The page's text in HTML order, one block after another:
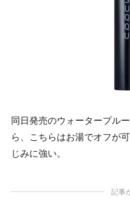
同日発売のウォータープル
ら、こちらはお湯でオフが
じみに強い。
記事